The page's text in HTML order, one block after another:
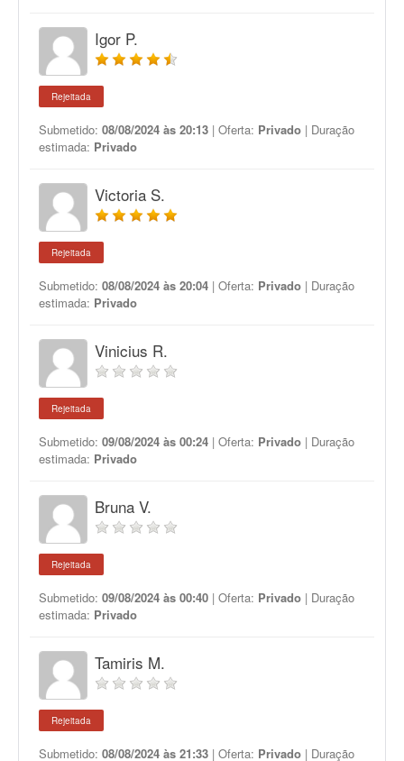
Igor P.
Rejeitada
Submetido: 08/08/2024 às 20:13 | Oferta: Privado | Duração
estimada: Privado
Victoria S.
Rejeitada
Submetido: 08/08/2024 às 20:04 | Oferta: Privado | Duração
estimada: Privado
Vinicius R.
Rejeitada
Submetido: 09/08/2024 às 00:24 | Oferta: Privado | Duração
estimada: Privado
Bruna V.
Rejeitada
Submetido: 09/08/2024 às 00:40 | Oferta: Privado | Duração
estimada: Privado
Tamiris M.
Rejeitada
Submetido: 08/08/2024 às 21:33 | Oferta: Privado | Duração